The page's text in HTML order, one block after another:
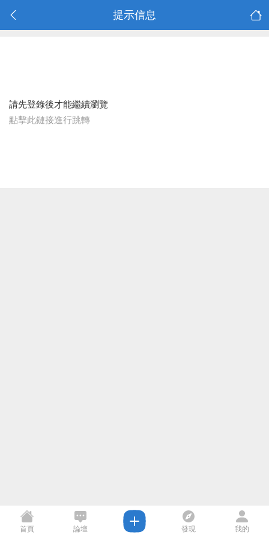
提示信息
請先登錄後才能繼續瀏覽
點擊此鏈接進行跳轉
首頁 論壇 發現 我的